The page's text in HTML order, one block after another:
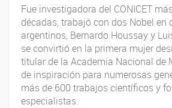
Fue investigadora del CONICET
décadas, trabajó con dos Nobel en
argentinos, Bernardo Houssay y
se convirtió en la primera mujer
titular de la Academia Nacional de
de inspiración para numerosas
más de 600 trabajos científicos y
especialistas.